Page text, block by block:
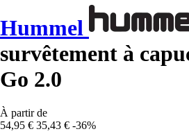
Hummel
survêtement à
Go 2.0
À partir de
54,95 € 35,43 € -36%